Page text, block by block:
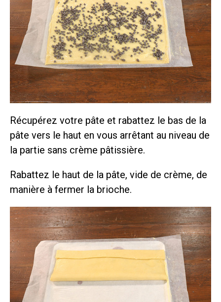
Récupérez votre pâte et rabattez le bas de la
pâte vers le haut en vous arrêtant au niveau de
la partie sans crème pâtissière.
Rabattez le haut de la pâte, vide de crème, de
manière à fermer la brioche.